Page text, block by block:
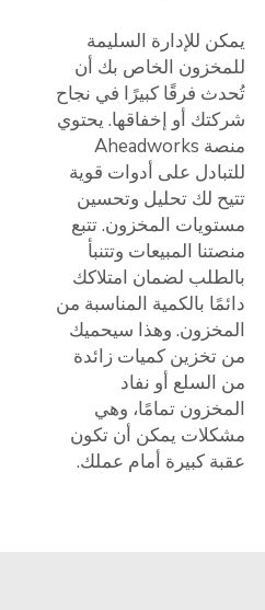
يمكن للإدارة السليمة
للمخزون الخاص بك أن
تُحدث فرقًا كبيرًا في نجاح
شركتك أو إخفاقها. يحتوي
منصة Aheadworks
للتبادل على أدوات قوية
تتيح لك تحليل وتحسين
مستويات المخزون. تتبع
منصتنا المبيعات وتتنبأ
بالطلب لضمان امتلاكك
دائمًا بالكمية المناسبة من
المخزون. وهذا سيحميك
من تخزين كميات زائدة
من السلع أو نفاد
المخزون تمامًا، وهي
مشكلات يمكن أن تكون
عقبة كبيرة أمام عملك.